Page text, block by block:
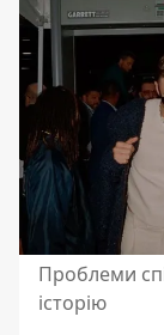
Проблеми
історію